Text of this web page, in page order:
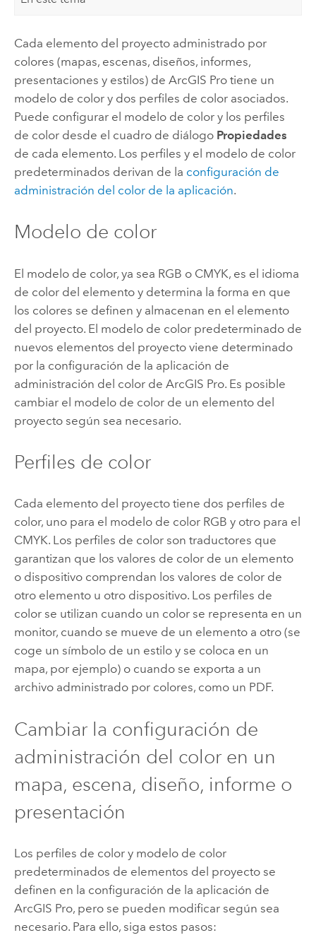
Cada elemento del proyecto administrado por
colores (mapas, escenas, diseños, informes,
presentaciones y estilos) de ArcGIS Protiene un
modelo de color y dos perfiles de color asociados.
Puede configurar el modelo de color y los perfiles
de color desde el cuadro de diálogo Propiedades
de cada elemento. Los perfiles y el modelo de color
predeterminados derivan de la configuración de
administración del color de la aplicación.
Modelo de color
El modelo de color, ya sea RGB o CMYK, es el idioma
de color del elemento y determina la forma en que
los colores se definen y almacenan en el elemento
del proyecto. El modelo de color predeterminado de
nuevos elementos del proyecto viene determinado
por la configuración de la aplicación de
administración del color de ArcGIS Pro. Es posible
cambiar el modelo de color de un elemento del
proyecto según sea necesario.
Perfiles de color
Cada elemento del proyecto tiene dos perfiles de
color, uno para el modelo de color RGB y otro para el
CMYK. Los perfiles de color son traductores que
garantizan que los valores de color de un elemento
o dispositivo comprendan los valores de color de
otro elemento u otro dispositivo. Los perfiles de
color se utilizan cuando un color se representa en un
monitor, cuando se mueve de un elemento a otro (se
coge un símbolo de un estilo y se coloca en un
mapa, por ejemplo) o cuando se exporta a un
archivo administrado por colores, como un PDF.
Cambiar la configuración de
administración del color en un
mapa, escena, diseño, informe o
presentación
Los perfiles de color y modelo de color
predeterminados de elementos del proyecto se
definen en la configuración de la aplicación de
ArcGIS Pro, pero se pueden modificar según sea
necesario. Para ello, siga estos pasos: